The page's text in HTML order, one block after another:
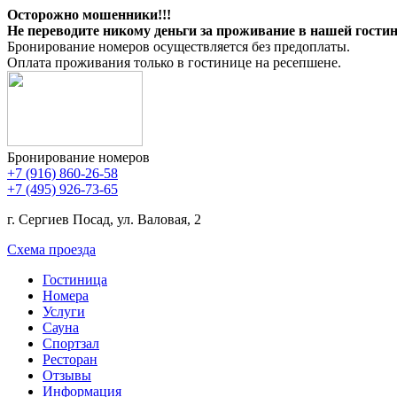
Осторожно мошенники!!!
Не переводите никому деньги за проживание в нашей
Бронирование номеров осуществляется без предоплаты.
Оплата проживания только в гостинице на ресепшене.
Бронирование номеров
+7 (916) 860-26-58
+7 (495) 926-73-65
г. Сергиев Посад, ул. Валовая, 2
Схема проезда
Гостиница
Номера
Услуги
Сауна
Спортзал
Ресторан
Отзывы
Информация